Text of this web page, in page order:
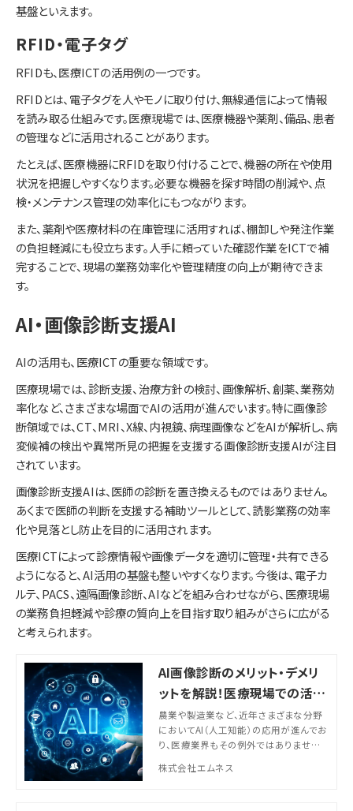
基盤といえます。
RFID・電子タグ
RFIDも、医療ICTの活用例の一つです。
RFIDとは、電子タグを人やモノに取り付け、無線通信によって情報
を読み取る仕組みです。医療現場では、医療機器や薬剤、備品、患者
の管理などに活用されることがあります。
たとえば、医療機器にRFIDを取り付けることで、機器の所在や使用
状況を把握しやすくなります。必要な機器を探す時間の削減や、点
検・メンテナンス管理の効率化にもつながります。
また、薬剤や医療材料の在庫管理に活用すれば、棚卸しや発注作業
の負担軽減にも役立ちます。人手に頼っていた確認作業をICTで補
完することで、現場の業務効率化や管理精度の向上が期待できま
す。
AI・画像診断支援AI
AIの活用も、医療ICTの重要な領域です。
医療現場では、診断支援、治療方針の検討、画像解析、創薬、業務効
率化など、さまざまな場面でAIの活用が進んでいます。特に画像診
断領域では、CT、MRI、X線、内視鏡、病理画像などをAIが解析し、病
変候補の検出や異常所見の把握を支援する画像診断支援AIが注目
されています。
画像診断支援AIは、医師の診断を置き換えるものではありません。
あくまで医師の判断を支援する補助ツールとして、読影業務の効率
化や見落とし防止を目的に活用されます。
医療ICTによって診療情報や画像データを適切に管理・共有できる
ようになると、AI活用の基盤も整いやすくなります。今後は、電子カ
ルテ、PACS、遠隔画像診断、AIなどを組み合わせながら、医療現場
の業務負担軽減や診療の質向上を目指す取り組みがさらに広がる
と考えられます。
AI画像診断のメリット・デメリ
ットを解説！医療現場での活用
事例や今後の課題も紹介
農業や製造業など、近年さまざまな分野
においてAI（人工知能）の応用が進んでお
り、医療業界もその例外ではありません。
組みを医療AIと呼び、診断や治療計画の
株式会社エムネス